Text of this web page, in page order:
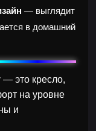
— выглядит
в домашний
— это кресло,
на уровне
и